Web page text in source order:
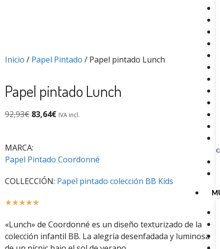
Inicio / Papel Pintado / Papel pintado Lunch
Papel pintado Lunch
92,93€ 83,64€ IVA incl.
MARCA:
Papel Pintado Coordonné
COLLECCIÓN: Papel pintado colección BB Kids
☆☆☆☆☆
«Lunch» de Coordonné es un diseño texturizado de la
colección infantil BB. La alegría desenfadada y luminosa